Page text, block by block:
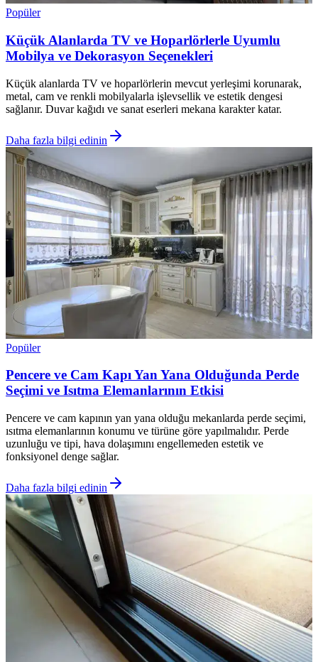
Popüler
Küçük Alanlarda TV ve Hoparlörlerle Uyumlu
Mobilya ve Dekorasyon Seçenekleri
Küçük alanlarda TV ve hoparlörlerin mevcut yerleşimi korunarak,
metal, cam ve renkli mobilyalarla işlevsellik ve estetik dengesi
sağlanır. Duvar kağıdı ve sanat eserleri mekana karakter katar.
Daha fazla bilgi edinin
Popüler
Pencere ve Cam Kapı Yan Yana Olduğunda Perde
Seçimi ve Isıtma Elemanlarının Etkisi
Pencere ve cam kapının yan yana olduğu mekanlarda perde seçimi,
ısıtma elemanlarının konumu ve türüne göre yapılmalıdır. Perde
uzunluğu ve tipi, hava dolaşımını engellemeden estetik ve
fonksiyonel denge sağlar.
Daha fazla bilgi edinin